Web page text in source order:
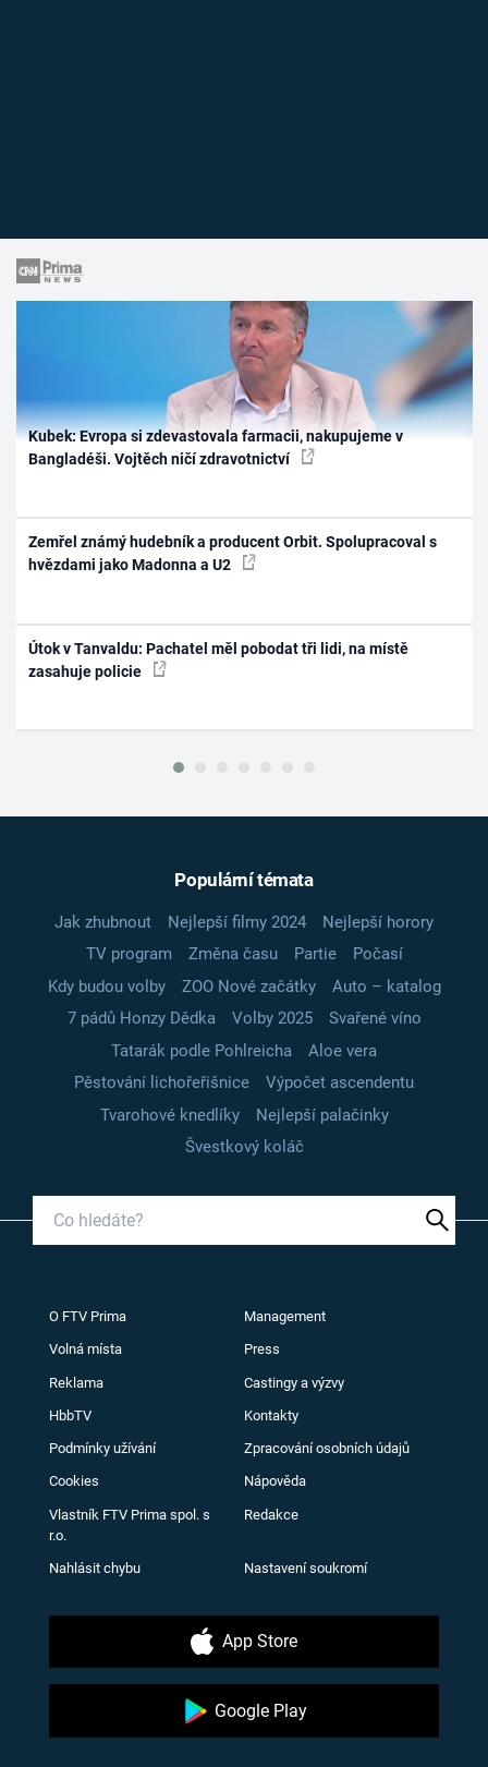
Kubek: Evropa si zdevastovala farmacii, nakupujeme v
Bangladéši. Vojtěch ničí zdravotnictví
Zemřel známý hudebník a producent Orbit. Spolupracoval s
hvězdami jako Madonna a U2
Útok v Tanvaldu: Pachatel měl pobodat tři lidi, na místě
zasahuje policie
Populární témata
Jak zhubnout Nejlepší filmy 2024
Nejlepší horory
TV program
Změna času Partie
Počasí
Kdy budou volby
ZOO Nové začátky
Auto – katalog
7 pádů Honzy Dědka
Volby 2025
Svařené víno
Tatarák podle Pohlreicha
Aloe vera
Pěstování lichořeřišnice
Výpočet ascendentu
Tvarohové knedlíky
Nejlepší palačinky
Švestkový koláč
O FTV Prima Management
Volná místa Press
Reklama Castingy a výzvy
HbbTV Kontakty
Podmínky užívání Zpracování osobních údajů
Cookies Nápověda
Vlastník FTV Prima spol. s
r.o.
Redakce
Nahlásit chybu Nastavení soukromí
App Store
Google Play